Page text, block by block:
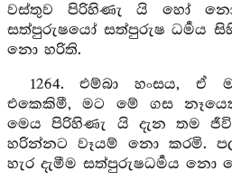
වස්තුව පිරිහිණැ යි හෝ
සත්පුරුෂයෝ සත්පුරුෂ ධර්‍මය
නො හරිති.
1264. එම්බා හංසය,
එකෙකිමී, මට මේ ගස
මෙය පිරිහිණැ යි දැන තම
හරින්නට වෑයම් නො කරමි.
හැර දැමීම සත්පුරුෂධර්‍මය නො